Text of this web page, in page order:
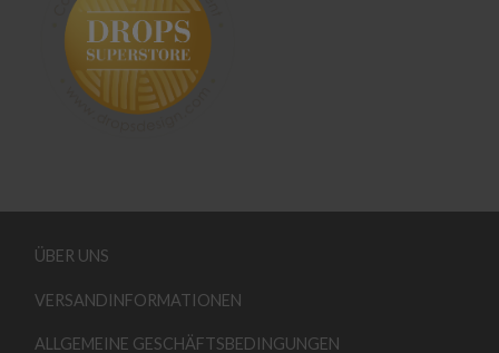
ÜBER UNS
VERSANDINFORMATIONEN
ALLGEMEINE GESCHÄFTSBEDINGUNGEN